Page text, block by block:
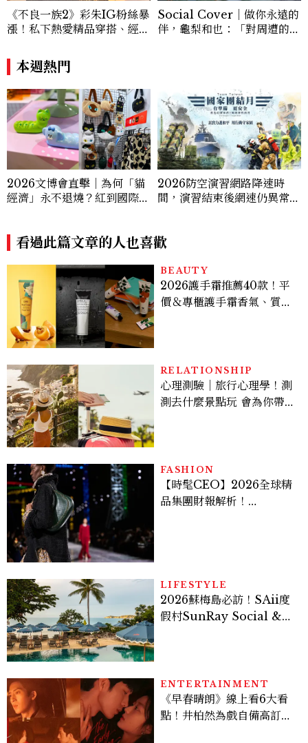
《不良一族2》彩朱IG粉絲暴
漲！私下熱愛精品穿搭、經營
員
Social Cover｜做你永遠的
伴，龜梨和也：「對周遭的人
本週熱門
2026文博會直擊｜為何「貓
經濟」永不退燒？紅到國際的
推薦
2026防空演習網路降速時
間，演習結束後網速仍異常怎
看過此篇文章的人也喜歡
BEAUTY
2026護手霜推薦40款！平
價＆專櫃護手霜香氣、質
RELATIONSHIP
心理測驗｜旅行心理學！測
測去什麼景點玩 會為你帶來
FASHION
【時髦CEO】2026全球精
品集團財報解析！
LIFESTYLE
2026蘇梅島必訪！SAii度
假村SunRay Social &
ENTERTAINMENT
《早春晴朗》線上看6大看
點！井柏然為戲自備高訂，